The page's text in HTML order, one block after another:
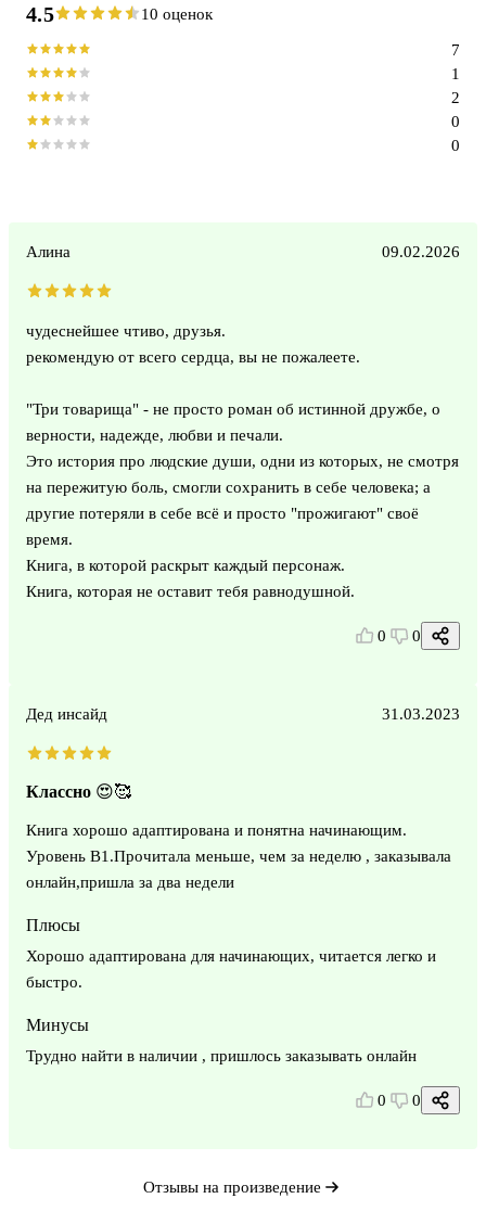
4.5 10 оценок
0
0
2
1
7
Алина 09.02.2026
чудеснейшее чтиво, друзья.
рекомендую от всего сердца, вы не пожалеете.
"Три товарища" - не просто роман об истинной дружбе, о
верности, надежде, любви и печали.
Это история про людские души, одни из которых, не смотря
на пережитую боль, смогли сохранить в себе человека; а
другие потеряли в себе всё и просто "прожигают" своё
время.
Книга, в которой раскрыт каждый персонаж.
Книга, которая не оставит тебя равнодушной.
0 0
Дед инсайд 31.03.2023
Классно 😍🥰
Книга хорошо адаптирована и понятна начинающим.
Уровень В1.Прочитала меньше, чем за неделю , заказывала
онлайн,пришла за два недели
Плюсы
Хорошо адаптирована для начинающих, читается легко и
быстро.
Минусы
Трудно найти в наличии , пришлось заказывать онлайн
0 0
Отзывы на произведение